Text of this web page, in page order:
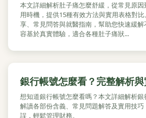
本文詳細解析肚子痛怎麼舒緩，從常見原
用時機，提供15種有效方法與實用表格對
享、常見問答與就醫指南，幫助您快速緩
容基於真實體驗，適合各種肚子痛狀...
銀行帳號怎麼看？完整解析
想知道銀行帳號怎麼看嗎？本文詳細解析
解讀各部份含義、常見問題解答及實用技
誤，輕鬆管理財務。